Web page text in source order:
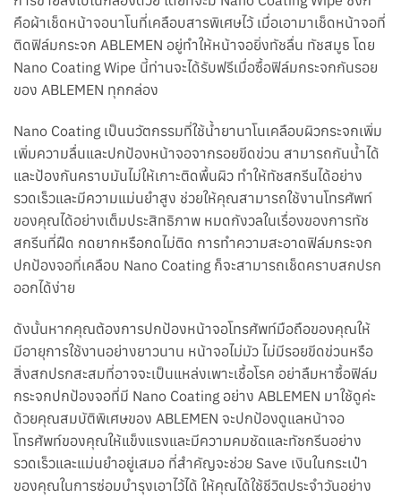
คือผ้าเช็ดหน้าจอนาโนที่เคลือบสารพิเศษไว้ เมื่อเอามาเช็ดหน้าจอที่
ติดฟิล์มกระจก ABLEMEN อยู่ทำให้หน้าจอยิ่งทัชลื่น ทัชสมูธ โดย
Nano Coating Wipe นี้ท่านจะได้รับฟรีเมื่อซื้อฟิล์มกระจกกันรอย
ของ ABLEMEN ทุกกล่อง
Nano Coating เป็นนวัตกรรมที่ใช้น้ำยานาโนเคลือบผิวกระจกเพิ่ม
เพิ่มความลื่นและปกป้องหน้าจอจากรอยขีดข่วน สามารถกันน้ำได้
และป้องกันคราบมันไม่ให้เกาะติดพื้นผิว ทำให้ทัชสกรีนได้อย่าง
รวดเร็วและมีความแม่นยำสูง ช่วยให้คุณสามารถใช้งานโทรศัพท์
ของคุณได้อย่างเต็มประสิทธิภาพ หมดกังวลในเรื่องของการทัช
สกรีนที่ฝืด กดยากหรือกดไม่ติด การทำความสะอาดฟิล์มกระจก
ปกป้องจอที่เคลือบ Nano Coating ก็จะสามารถเช็ดคราบสกปรก
ออกได้ง่าย
ดังนั้นหากคุณต้องการปกป้องหน้าจอโทรศัพท์มือถือของคุณให้
มีอายุการใช้งานอย่างยาวนาน หน้าจอไม่มัว ไม่มีรอยขีดข่วนหรือ
สิ่งสกปรกสะสมที่อาจจะเป็นแหล่งเพาะเชื้อโรค อย่าลืมหาซื้อฟิล์ม
กระจกปกป้องจอที่มี Nano Coating อย่าง ABLEMEN มาใช้ดูค่ะ
ด้วยคุณสมบัติพิเศษของ ABLEMEN จะปกป้องดูแลหน้าจอ
โทรศัพท์ของคุณให้แข็งแรงและมีความคมชัดและทัชกรีนอย่าง
รวดเร็วและแม่นยำอยู่เสมอ ที่สำคัญจะช่วย Save เงินในกระเป๋า
ของคุณในการซ่อมบำรุงเอาไว้ได้ ให้คุณได้ใช้ชีวิตประจำวันอย่าง